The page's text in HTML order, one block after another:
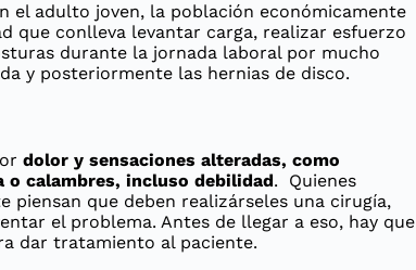
el adulto joven, la población económicamente
que conlleva levantar carga, realizar esfuerzo
durante la jornada laboral por mucho
y posteriormente las hernias de disco.
dolor y sensaciones alteradas, como
o calambres, incluso debilidad. Quienes
piensan que deben realizárseles una cirugía,
el problema. Antes de llegar a eso, hay que
dar tratamiento al paciente.